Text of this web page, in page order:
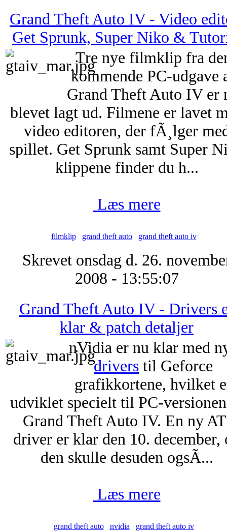
Grand Theft Auto IV - Video
Get Sprunk, Super Niko &
Tre nye filmklip fra
kommende PC-udgave
Grand Theft Auto IV er
blevet lagt ud. Filmene er lavet
video editoren, der fÃ¸lger
spillet. Get Sprunk samt Super
klippene finder du h...
Læs mere
filmklip grand theft auto grand theft auto iv
Skrevet onsdag d. 26.
2008 - 13:55:07
Grand Theft Auto IV - Drivers
klar & patch detaljer
nVidia er nu klar med
drivers til Geforce
grafikkortene, hvilket
udviklet specielt til PC-
Grand Theft Auto IV. En ny
driver er klar den 10. december,
den skulle desuden ogsÃ...
Læs mere
grand theft auto nvidia grand theft auto iv